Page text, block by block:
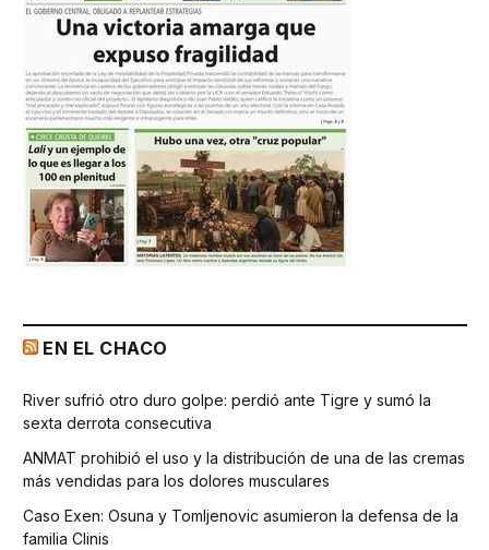
EN EL CHACO
River sufrió otro duro golpe: perdió ante Tigre y sumó la
sexta derrota consecutiva
ANMAT prohibió el uso y la distribución de una de las cremas
más vendidas para los dolores musculares
Caso Exen: Osuna y Tomljenovic asumieron la defensa de la
familia Clinis